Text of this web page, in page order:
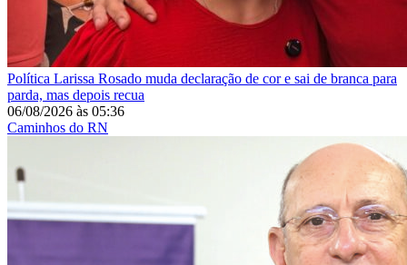
Política Larissa Rosado muda declaração de cor e sai de branca para
parda, mas depois recua
06/08/2026 às 05:36
Caminhos do RN